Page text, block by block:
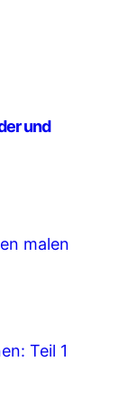
malen
Teil 1